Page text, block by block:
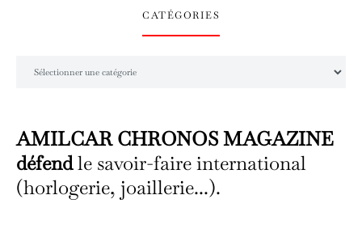
CATÉGORIES
AMILCAR CHRONOS MAGAZINE
défendle savoir-faire international
(horlogerie, joaillerie...).